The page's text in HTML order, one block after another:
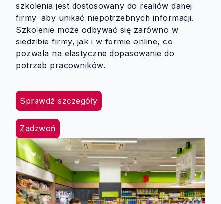
szkolenia jest dostosowany do realiów danej
firmy, aby unikać niepotrzebnych informacji.
Szkolenie może odbywać się zarówno w
siedzibie firmy, jak i w formie online, co
pozwala na elastyczne dopasowanie do
potrzeb pracowników.
Sprawdź szczegóły
Zadzwoń